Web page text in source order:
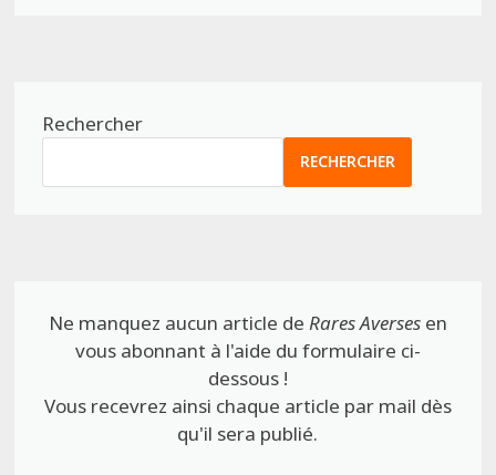
Rechercher
RECHERCHER
Ne manquez aucun article de Rares Aversesen
vous abonnant à l'aide du formulaire ci-
dessous !
Vous recevrez ainsi chaque article par mail dès
qu'il sera publié.